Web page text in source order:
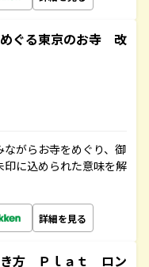
ぐる東京のお寺 改
がらお寺をめぐり、御
に込められた意味を解
詳細を見る
方 Ｐｌａｔ ロン